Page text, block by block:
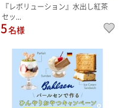
『レボリューション』水出し紅茶
セッ...
5名様